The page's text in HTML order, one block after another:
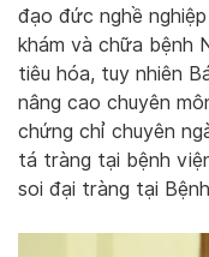
đạo đức nghề
khám và chữa bệnh
tiêu hóa, tuy nhiên
nâng cao chuyên
chứng chỉ chuyên
tá tràng tại bệnh
soi đại tràng tại